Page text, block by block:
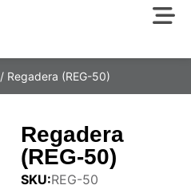
/ Regadera (REG-50)
Regadera
(REG-50)
SKU:REG-50